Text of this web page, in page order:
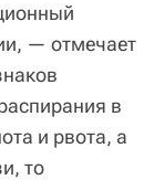
— отмечает
в
и рвота, а
то